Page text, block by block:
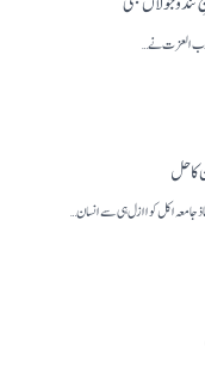
رب العزت نے…
کاحل
اکل کوا ازل ہی سے انسان…